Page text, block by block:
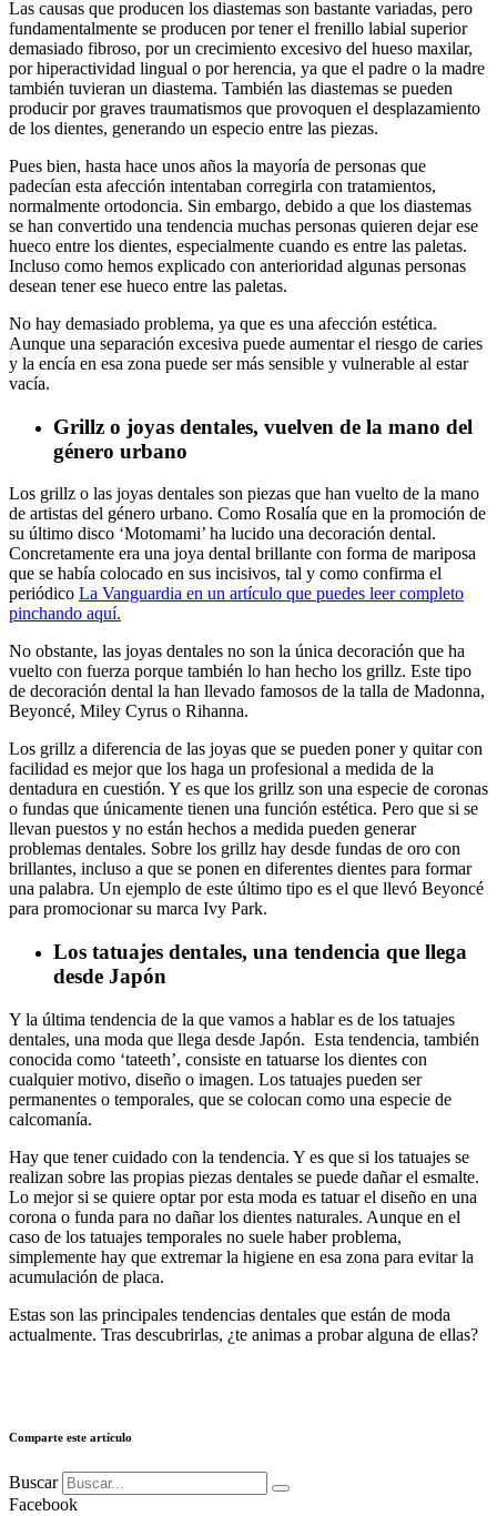
Las causas que producen los diastemas son bastante variadas, pero
fundamentalmente se producen por tener el frenillo labial superior
demasiado fibroso, por un crecimiento excesivo del hueso maxilar,
por hiperactividad lingual o por herencia, ya que el padre o la madre
también tuvieran un diastema. También las diastemas se pueden
producir por graves traumatismos que provoquen el desplazamiento
de los dientes, generando un especio entre las piezas.
Pues bien, hasta hace unos años la mayoría de personas que
padecían esta afección intentaban corregirla con tratamientos,
normalmente ortodoncia. Sin embargo, debido a que los diastemas
se han convertido una tendencia muchas personas quieren dejar ese
hueco entre los dientes, especialmente cuando es entre las paletas.
Incluso como hemos explicado con anterioridad algunas personas
desean tener ese hueco entre las paletas.
No hay demasiado problema, ya que es una afección estética.
Aunque una separación excesiva puede aumentar el riesgo de caries
y la encía en esa zona puede ser más sensible y vulnerable al estar
vacía.
Grillz o joyas dentales, vuelven de la mano del
género urbano
Los grillz o las joyas dentales son piezas que han vuelto de la mano
de artistas del género urbano. Como Rosalía que en la promoción de
su último disco ‘Motomami’ ha lucido una decoración dental.
Concretamente era una joya dental brillante con forma de mariposa
que se había colocado en sus incisivos, tal y como confirma el
periódico La Vanguardia en un artículo que puedes leer completo
pinchando aquí.
No obstante, las joyas dentales no son la única decoración que ha
vuelto con fuerza porque también lo han hecho los grillz. Este tipo
de decoración dental la han llevado famosos de la talla de Madonna,
Beyoncé, Miley Cyrus o Rihanna.
Los grillz a diferencia de las joyas que se pueden poner y quitar con
facilidad es mejor que los haga un profesional a medida de la
dentadura en cuestión. Y es que los grillz son una especie de coronas
o fundas que únicamente tienen una función estética. Pero que si se
llevan puestos y no están hechos a medida pueden generar
problemas dentales. Sobre los grillz hay desde fundas de oro con
brillantes, incluso a que se ponen en diferentes dientes para formar
una palabra. Un ejemplo de este último tipo es el que llevó Beyoncé
para promocionar su marca Ivy Park.
Los tatuajes dentales, una tendencia que llega
desde Japón
Y la última tendencia de la que vamos a hablar es de los tatuajes
dentales, una moda que llega desde Japón. Esta tendencia, también
conocida como ‘tateeth’, consiste en tatuarse los dientes con
cualquier motivo, diseño o imagen. Los tatuajes pueden ser
permanentes o temporales, que se colocan como una especie de
calcomanía.
Hay que tener cuidado con la tendencia. Y es que si los tatuajes se
realizan sobre las propias piezas dentales se puede dañar el esmalte.
Lo mejor si se quiere optar por esta moda es tatuar el diseño en una
corona o funda para no dañar los dientes naturales. Aunque en el
caso de los tatuajes temporales no suele haber problema,
simplemente hay que extremar la higiene en esa zona para evitar la
acumulación de placa.
Estas son las principales tendencias dentales que están de moda
actualmente. Tras descubrirlas, ¿te animas a probar alguna de ellas?
Comparte este artículo
Buscar
Facebook